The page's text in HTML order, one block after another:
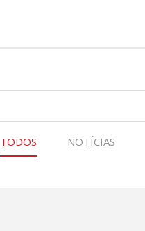
TODOS NOTÍCIAS